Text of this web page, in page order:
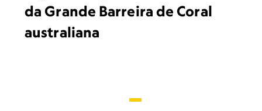
da Grande Barreira de Coral
australiana